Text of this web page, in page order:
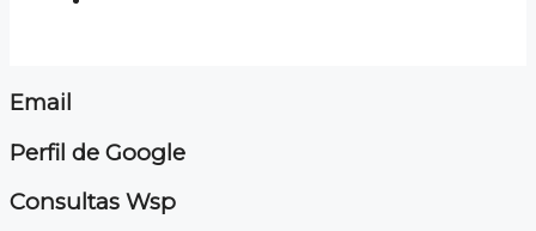
Email
Perfil de Google
Consultas Wsp